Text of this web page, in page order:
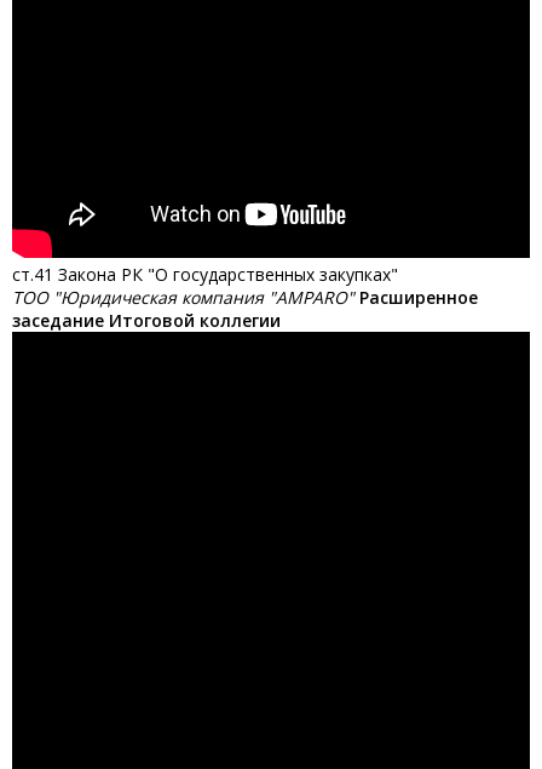
ст.41 Закона РК "О государственных закупках"
ТОО "Юридическая компания "AMPARO" Расширенное
заседание Итоговой коллегии